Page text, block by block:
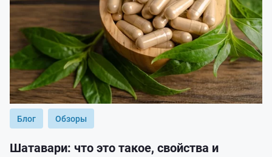
Блог Обзоры
Шатавари: что это такое, свойства и